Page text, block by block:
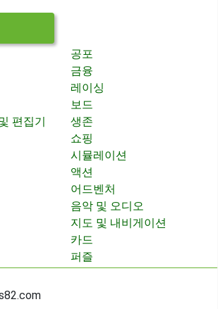
공포
금융
레이싱
보드
편집기
생존
쇼핑
시뮬레이션
액션
어드벤처
음악 및 오디오
지도 및 내비게이션
카드
퍼즐